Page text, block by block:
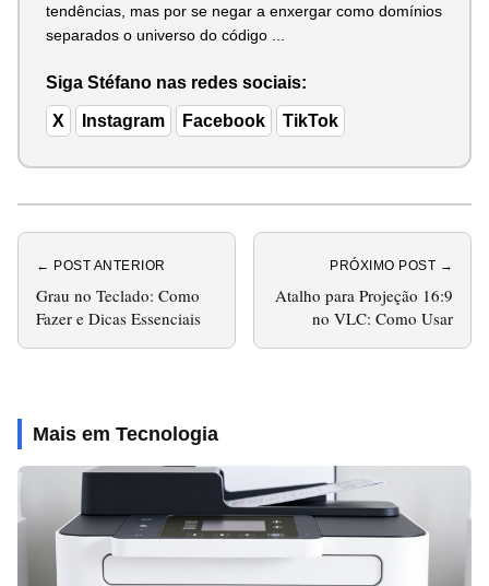
tendências, mas por se negar a enxergar como domínios
separados o universo do código ...
Siga Stéfano nas redes sociais:
X Instagram Facebook TikTok
← POST ANTERIOR
Grau no Teclado: Como
Fazer e Dicas Essenciais
PRÓXIMO POST →
Atalho para Projeção 16:9
no VLC: Como Usar
Mais em Tecnologia